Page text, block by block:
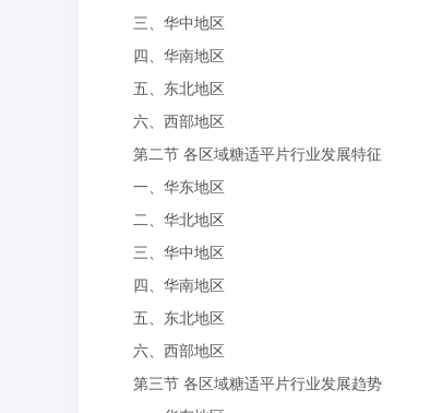
三、华中地区
四、华南地区
五、东北地区
六、西部地区
第二节 各区域糖适平片行业发展特征
一、华东地区
二、华北地区
三、华中地区
四、华南地区
五、东北地区
六、西部地区
第三节 各区域糖适平片行业发展趋势